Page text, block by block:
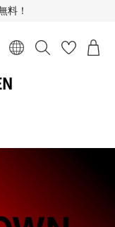
料！